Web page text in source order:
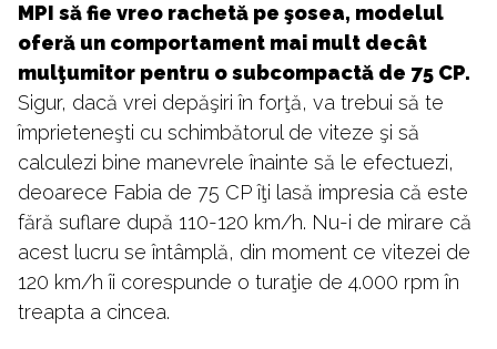
MPI să fie vreo rachetă pe şosea, modelul
oferă un comportament mai mult decât
mulţumitor pentru o subcompactă de 75 CP.
Sigur, dacă vrei depăşiri în forţă, va trebui să te
împrieteneşti cu schimbătorul de viteze şi să
calculezi bine manevrele înainte să le efectuezi,
deoarece Fabia de 75 CP îţi lasă impresia că este
fără suflare după 110-120 km/h. Nu-i de mirare că
acest lucru se întâmplă, din moment ce vitezei de
120 km/h îi corespunde o turaţie de 4.000 rpm în
treapta a cincea.